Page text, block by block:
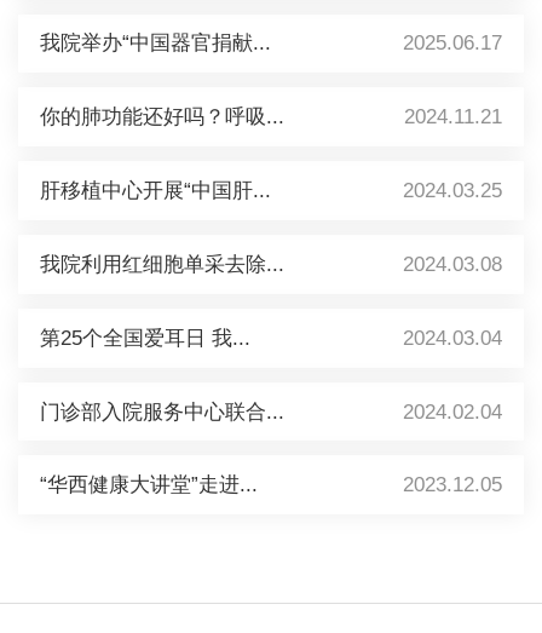
我院举办“中国器官捐献... 2025.06.17
你的肺功能还好吗？呼吸... 2024.11.21
肝移植中心开展“中国肝... 2024.03.25
我院利用红细胞单采去除... 2024.03.08
第25个全国爱耳日 我... 2024.03.04
门诊部入院服务中心联合... 2024.02.04
“华西健康大讲堂”走进... 2023.12.05